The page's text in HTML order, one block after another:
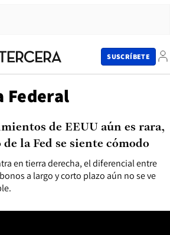
SUSCRÍBETE
Federal
en tierra derecha, el diferencial entre
a largo y corto plazo aún no se ve
de EEUU aún es rara,
la Fed se siente cómodo